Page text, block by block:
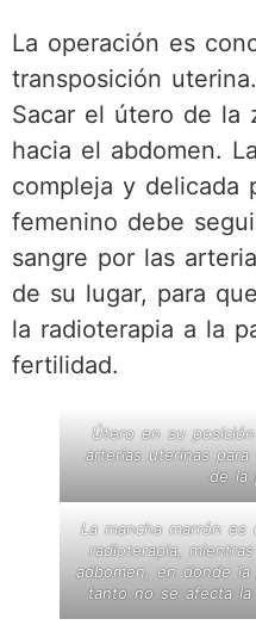
La operación es
transposición
Sacar el útero de la
hacia el abdomen.
compleja y delicada
femenino debe
sangre por las
de su lugar, para
la radioterapia a la
fertilidad.
Útero en su
arterias uterinas
de la
La mancha marrón
radioterapia,
adbomen, en donde
tanto no se afecta